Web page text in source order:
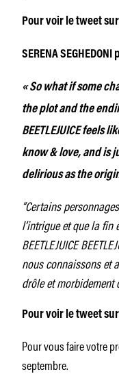
Pour voir le tweet
SERENA
« So what if some
the plot and the
BEETLEJUICE feels
know & love, and is
delirious as the
“Certains
l’intrigue et que la fin
BEETLEJUICE
nous connaissons et
drôle et morbidement
Pour voir le tweet
Pour vous faire votre
septembre.